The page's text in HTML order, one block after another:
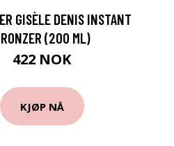
GISÈLE DENIS INSTANT
(200 ML)
422 NOK
KJØP NÅ